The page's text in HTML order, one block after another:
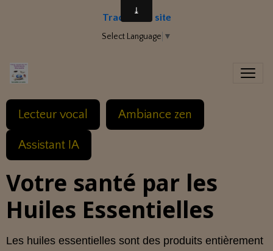
Traduire le site
Select Language ▼
Lecteur vocal Ambiance zen
Assistant IA
Votre santé par les
Huiles Essentielles
Les huiles essentielles sont des produits entièrement